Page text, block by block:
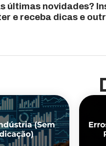
últimas novidades?
e receba dicas e